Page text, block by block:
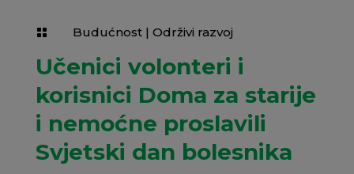
 Budućnost| Održivi razvoj
Učenici volonteri i
korisnici Doma za starije
i nemoćne proslavili
Svjetski dan bolesnika